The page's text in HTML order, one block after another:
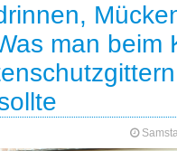
man beim